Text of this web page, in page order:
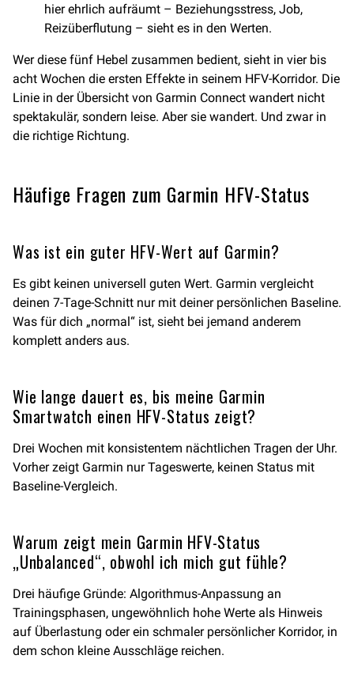
hier ehrlich aufräumt – Beziehungsstress, Job,
Reizüberflutung – sieht es in den Werten.
Wer diese fünf Hebel zusammen bedient, sieht in vier bis
acht Wochen die ersten Effekte in seinem HFV-Korridor. Die
Linie in der Übersicht von Garmin Connect wandert nicht
spektakulär, sondern leise. Aber sie wandert. Und zwar in
die richtige Richtung.
Häufige Fragen zum Garmin HFV-Status
Was ist ein guter HFV-Wert auf Garmin?
Es gibt keinen universell guten Wert. Garmin vergleicht
deinen 7-Tage-Schnitt nur mit deiner persönlichen Baseline.
Was für dich „normal“ ist, sieht bei jemand anderem
komplett anders aus.
Wie lange dauert es, bis meine Garmin
Smartwatch einen HFV-Status zeigt?
Drei Wochen mit konsistentem nächtlichen Tragen der Uhr.
Vorher zeigt Garmin nur Tageswerte, keinen Status mit
Baseline-Vergleich.
Warum zeigt mein Garmin HFV-Status
„Unbalanced“, obwohl ich mich gut fühle?
Drei häufige Gründe: Algorithmus-Anpassung an
Trainingsphasen, ungewöhnlich hohe Werte als Hinweis
auf Überlastung oder ein schmaler persönlicher Korridor, in
dem schon kleine Ausschläge reichen.